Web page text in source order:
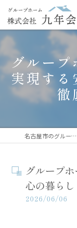
グルー
実現する
徹
名古屋市のグループホームなら株式会社九年会
グループ
心の暮ら
2026/06/06